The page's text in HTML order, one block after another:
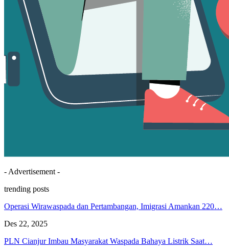
- Advertisement -
trending posts
Operasi Wirawaspada dan Pertambangan, Imigrasi Amankan 220…
Des 22, 2025
PLN Cianjur Imbau Masyarakat Waspada Bahaya Listrik Saat…